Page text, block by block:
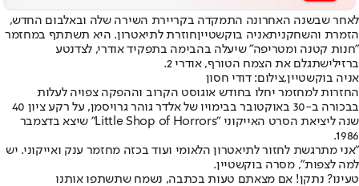
לאחר שבשנה האחרונה התמקדה בקריירת השירה שלה ובאלבום החדש,
הזמרת והשחקניתאניה בוקשטייןחוזרת לתיאטרון. היא תשתתף במחזמר
"חנות קטנה ומטריפה" שיעלה בהבימה בתפקיד אודרי, לצדנטע
ברזילישתגלם את הצמח הטורף, אודרי 2.
אניה בוקשטיין,צילום: דודי חסון
החזרות למחזמר יחלו בחודש אוגוסט הקרוב וההפקה צפויה לעלות
בבכורה ב-30 באוקטובר בבימויו של אלדר גוהר גרויסמן, על רקע ציון 40
שנה ליציאת הסרט האייקוני "Little Shop of Horrors" שיצא בדצמבר
1986.
"אני מתרגשת לחזור לתיאטרון הלאומי ועוד בכזה מחזמר ענק ואייקוני. יש
למה לצפות", מסרה בוקשטיין.
טעינו? נתקן! אם מצאתם טעות בכתבה, נשמח שתשתפו אותנו